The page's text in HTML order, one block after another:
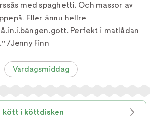
med spaghetti. Och massor av
Eller ännu hellre
Perfekt i matlådan
/Jenny Finn
Vardagsmiddag
kött i köttdisken